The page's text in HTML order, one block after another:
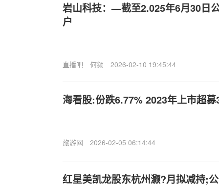
岩山科技：—截至2.025年6月30日
户
直播吧 何频 2026-02-10 19:45:44
海看股:份跌6.77% 2023年上市超
旅游网 2026-02-05 06:14:44
红星美凯龙股东杭州灏?月拟减持;